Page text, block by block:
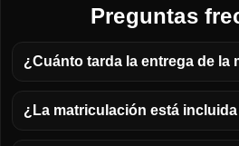
Preguntas
¿Cuánto tarda la entrega de la
¿La matriculación está